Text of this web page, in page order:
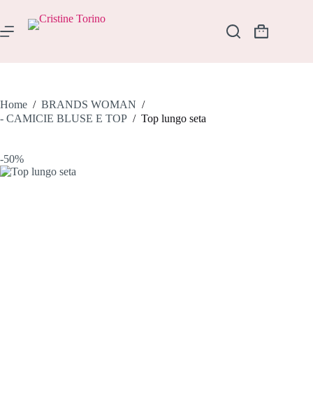
contenuto
Carrello
Home / BRANDS WOMAN /
- CAMICIE BLUSE E TOP / Top lungo seta
-50%